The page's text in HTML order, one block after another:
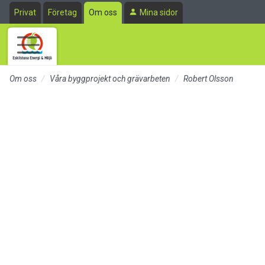
Till sidans huvudinnehåll
Privat Företag Om oss Mina sidor
Om oss Våra byggprojekt och grävarbeten Robert Olsson